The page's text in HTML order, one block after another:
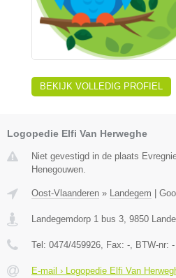
BEKIJK VOLLEDIG PROFIEL
Logopedie Elfi Van Herweghe
Niet gevestigd in de plaats
Henegouwen.
Oost-Vlaanderen » Landegem
Landegemdorp 1 bus 3, 9850
Tel: 0474/459926, Fax: -, BTW-nr: -
E-mail › Logopedie Elfi Van